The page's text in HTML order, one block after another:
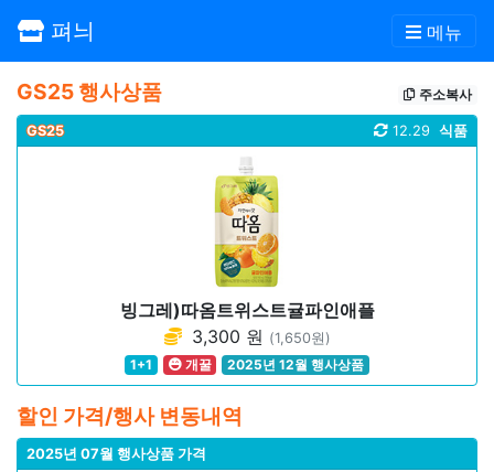
펴늬 메뉴
GS25 행사상품 주소복사
GS25 식품
12.29
빙그레)따옴트위스트귤파인애플
3,300 원 (1,650원)
1+1
개꿀 2025년 12월 행사상품
할인 가격/행사 변동내역
2025년 07월 행사상품 가격